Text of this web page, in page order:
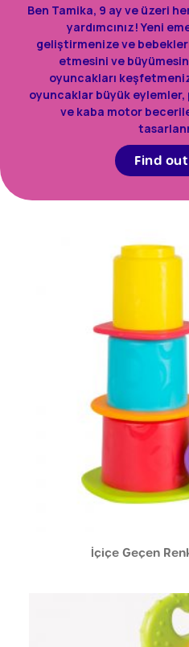
Ben Tamika, 9 ay ve üzeri
yardımcınız! Yeni
geliştirmenize ve
etmesini ve
oyuncakları
oyuncaklar büyük
ve kaba motor
Find
İçiçe Geçen